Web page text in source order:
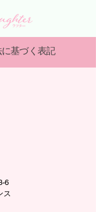
基づく表記
6
ス